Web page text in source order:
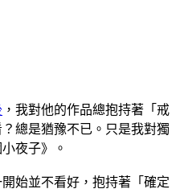
，我對他的作品總抱持著「戒
總是猶豫不已。只是我對獨
夜子》。
始並不看好，抱持著「確定